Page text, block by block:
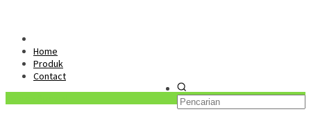
Home
Produk
Contact